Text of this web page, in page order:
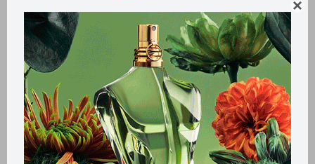

Métodos y costos de envío
Retiros gratuitos en tiendas
Productos que te pueden interesar